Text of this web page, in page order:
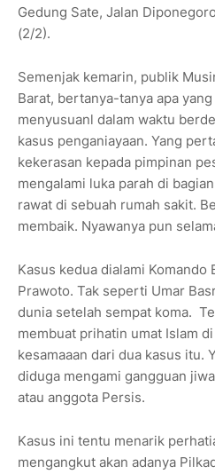
Gedung Sate, Jalan
(2/2).
Semenjak kemarin, publik
Barat, bertanya-tanya apa
menyusuanl dalam waktu
kasus penganiayaan. Yang
kekerasan kepada pimpinan
mengalami luka parah di
rawat di sebuah rumah sakit.
membaik. Nyawanya pun
Kasus kedua dialami Komando
Prawoto. Tak seperti Umar
dunia setelah sempat koma.
membuat prihatin umat Islam
kesamaaan dari dua kasus itu.
diduga mengami gangguan
atau anggota Persis.
Kasus ini tentu menarik
mengangkut akan adanya